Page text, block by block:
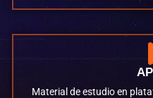
Material de estudio en